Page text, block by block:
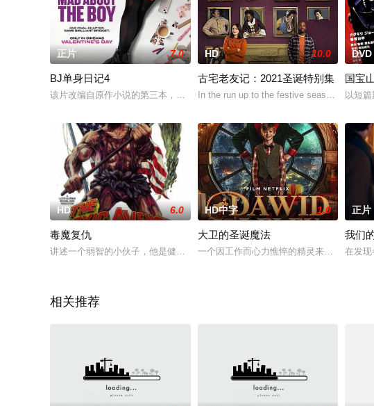
正片 7.0
BJ单身日记4
该片改编自原作小说的第三本，BJ此时五十岁出头，边适应着当代生活，边面对
HD 10.0
古宅老友记：2021圣诞特别集
In the run up to the festive season, Kitty
DVD
国宝
以短
HD 6.0
毒魔复仇
讲述一个弱智的小伙子，他是健身中心的拖把清洁工，某天，他被玩弄，成了大
HD中字 1.0
大卫的圣诞魔法
一个因工作而心力憔悴的精灵来到现实世界
正片
我们
在发现
相关推荐